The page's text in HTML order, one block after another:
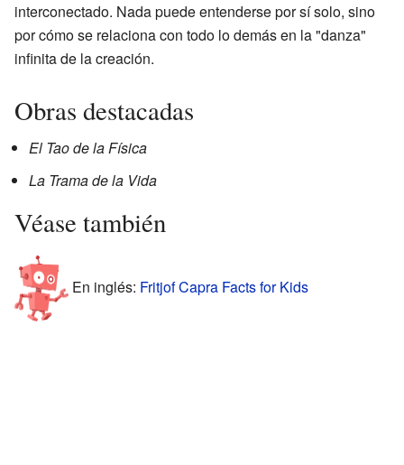
interconectado. Nada puede entenderse por sí solo, sino
por cómo se relaciona con todo lo demás en la "danza"
infinita de la creación.
Obras destacadas
El Tao de la Física
La Trama de la Vida
Véase también
En inglés: Fritjof Capra Facts for Kids